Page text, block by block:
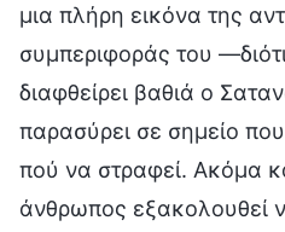
μια πλήρη εικόνα της
συμπεριφοράς του
διαφθείρει βαθιά ο
παρασύρει σε σημείο
πού να στραφεί. Ακόμα
άνθρωπος εξακολουθεί